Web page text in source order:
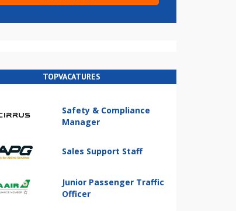
TOPVACATURES
Safety & Compliance
Manager
Sales Support Staff
Junior Passenger Traffic
Officer